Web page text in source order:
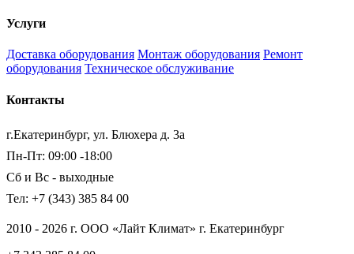
Услуги
Доставка оборудования Монтаж оборудования Ремонт
оборудования Техническое обслуживание
Контакты
г.Екатеринбург, ул. Блюхера д. 3а
Пн-Пт: 09:00 -18:00
Сб и Вс - выходные
Тел: +7 (343) 385 84 00
2010 - 2026 г. ООО «Лайт Климат» г. Екатеринбург